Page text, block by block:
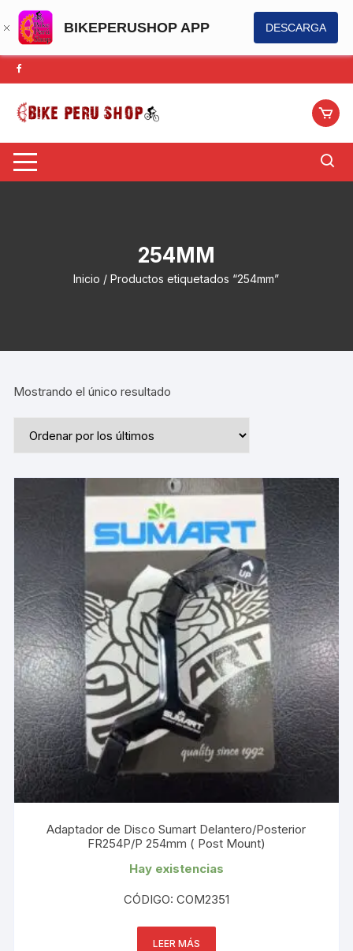
BIKEPERUSHOP APP DESCARGA
Saltar
al
contenido
254MM
Inicio / Productos etiquetados “254mm”
Mostrando el único resultado
Adaptador de Disco Sumart Delantero/Posterior
FR254P/P 254mm ( Post Mount)
Hay existencias
CÓDIGO: COM2351
LEER MÁS